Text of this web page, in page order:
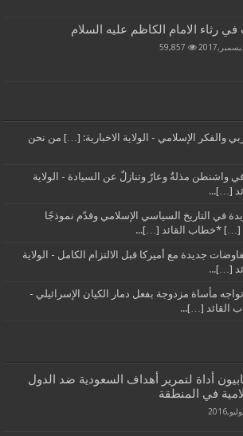
في رثاء الامام الكاظم عليه السلام
59,857
والفكر الإسلامي - الولاية الاخبارية: […] من نحن
واشنطن مذلةٌ وعارٌ وتنازلٌ عن السيادة - الولاية
[…]...
في التاريخ السياسي الإسلامي وقدّم نموذجًا
[…] *خطاب القائد […]...
جديدة مع أميركا قبل الالتزام الكامل - الولاية
[…]...
مأساة مزدوجة بفعل دمار الكيان الإسرائيلي -
القائد […]...
أداة لتمریر أهداف السعودیة ضد الدول
في المنطقة